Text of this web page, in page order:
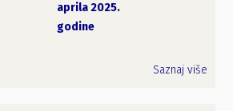
aprila 2025.
godine
Saznaj više